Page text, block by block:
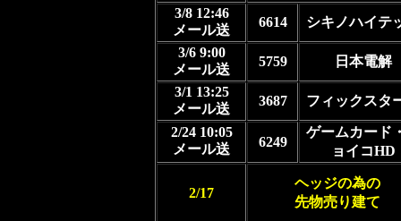
3/8 12:46
メール送
6614
シキノハイテ
3/6 9:00
メール送
5759
日本電解
3/1 13:25
メール送
3687 フィックスタ
2/24 10:05
メール送
6249
ゲームカード
ョイコHD
2/17
ヘッジの為の
先物売り建て